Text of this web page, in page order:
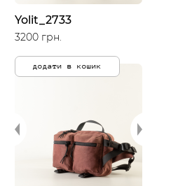
Yolit_2733
3200 грн.
додати в кошик